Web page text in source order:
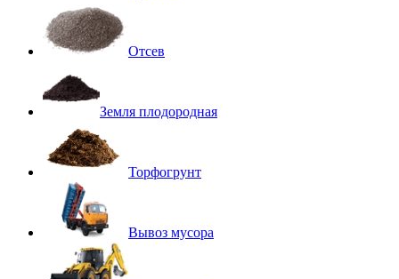
Отсев
Земля плодородная
Торфогрунт
Вывоз мусора